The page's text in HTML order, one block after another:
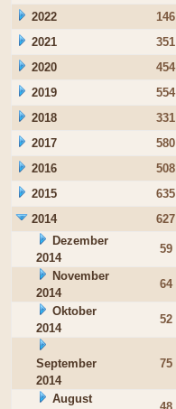
2022
146
2021
351
2020
454
2019
554
2018
331
2017
580
2016
508
2015
635
2014
627
Dezember
2014
59
November
2014
64
Oktober
2014
52
September
2014
75
August